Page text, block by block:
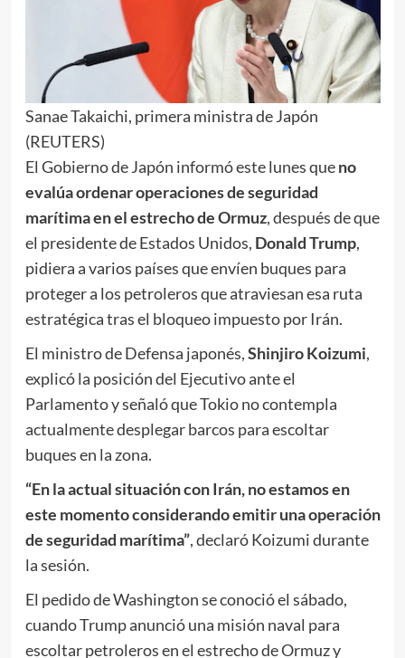
Sanae Takaichi, primera ministra de Japón
(REUTERS)
El Gobierno de Japón informó este lunes queno
evalúa ordenar operaciones de seguridad
marítima en el estrecho de Ormuz, después de que
el presidente de Estados Unidos, Donald Trump,
pidiera a varios países que envíen buques para
proteger a los petroleros que atraviesan esa ruta
estratégica tras el bloqueo impuesto por Irán.
El ministro de Defensa japonés,Shinjiro Koizumi,
explicó la posición del Ejecutivo ante el
Parlamento y señaló que Tokio no contempla
actualmente desplegar barcos para escoltar
buques en la zona.
“En la actual situación con Irán, no estamos en
este momento considerando emitir una operación
de seguridad marítima”, declaró Koizumi durante
la sesión.
El pedido de Washington se conoció el sábado,
cuando Trump anunció una misión naval para
escoltar petroleros en el estrecho de Ormuz y